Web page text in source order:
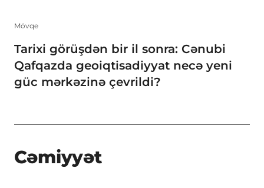
Mövqe
Tarixi görüşdən bir il sonra: Cənubi
Qafqazda geoiqtisadiyyat necə yeni
güc mərkəzinə çevrildi?
Cəmiyyət